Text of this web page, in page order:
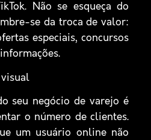
Não se esqueça do
se da troca de valor:
especiais, concursos
seu negócio de varejo é
o número de clientes.
um usuário online não